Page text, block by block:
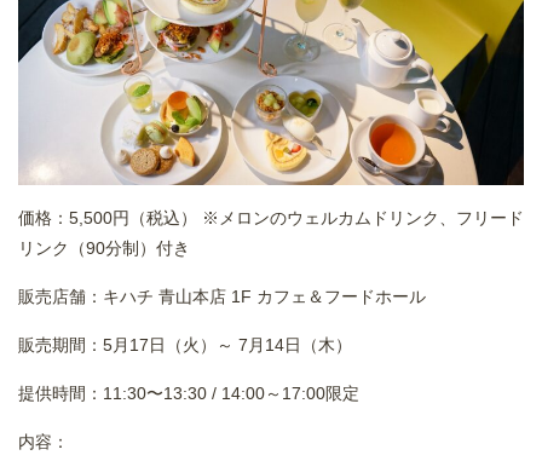
価格：5,500円（税込） ※メロンのウェルカムドリンク、フリード
リンク（90分制）付き
販売店舗：キハチ 青山本店 1F カフェ＆フードホール
販売期間：5月17日（火）～ 7月14日（木）
提供時間：11:30〜13:30 / 14:00～17:00限定
内容：